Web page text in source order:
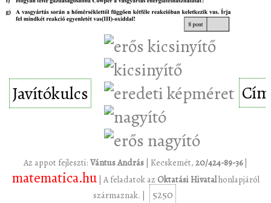
Javítókulcs
Az appot fejleszti: Vántus András | Kecskemét, 20/424-89-36|
matematica.hu| A feladatok az Oktatási Hivatalhonlapjáról
származnak. |
5250